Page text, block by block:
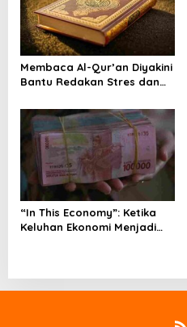
Membaca Al-Qur’an Diyakini
Bantu Redakan Stres dan
“In This Economy”: Ketika
Keluhan Ekonomi Menjadi